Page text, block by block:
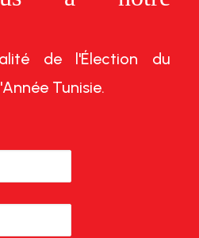
de l'Élection du
Tunisie.